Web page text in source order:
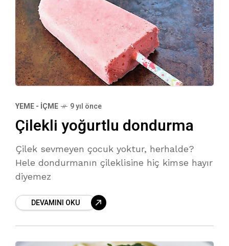
YEME - İÇME 9 yıl önce
Çilekli yoğurtlu dondurma
Çilek sevmeyen çocuk yoktur, herhalde?
Hele dondurmanın çileklisine hiç kimse hayır
diyemez
DEVAMINI OKU